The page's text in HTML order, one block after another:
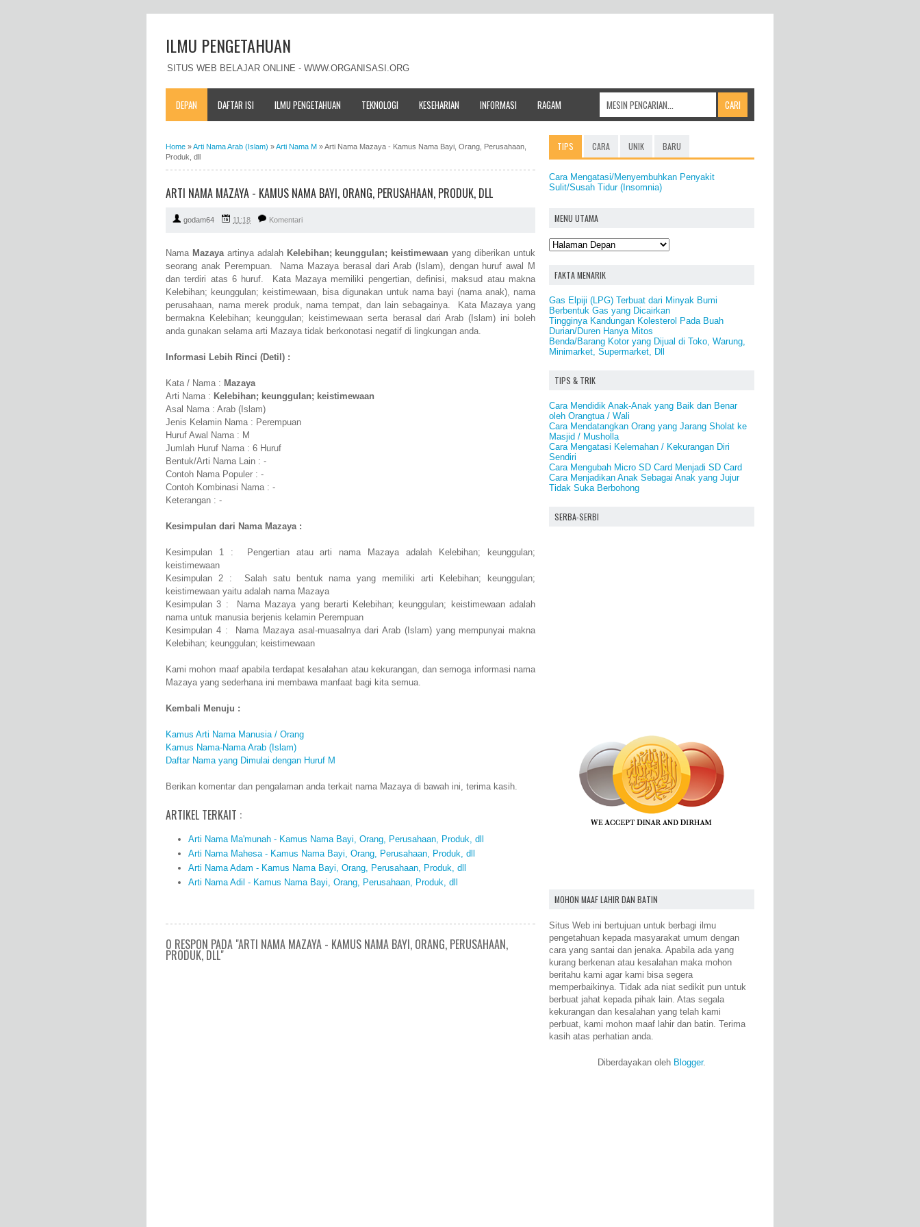
ILMU PENGETAHUAN
SITUS WEB BELAJAR ONLINE - WWW.ORGANISASI.ORG
DEPAN DAFTAR ISI ILMU PENGETAHUAN TEKNOLOGI KESEHARIAN INFORMASI RAGAM
Home »Arti Nama Arab (Islam) »Arti Nama M »Arti Nama Mazaya - Kamus Nama Bayi, Orang, Perusahaan,
Produk, dll
ARTI NAMA MAZAYA - KAMUS NAMA BAYI, ORANG, PERUSAHAAN, PRODUK, DLL
godam64 11:18 Komentari
Nama Mazayaartinya adalah Kelebihan; keunggulan; keistimewaan yang diberikan untuk
seorang anak Perempuan. Nama Mazaya berasal dari Arab (Islam), dengan huruf awal M
dan terdiri atas 6 huruf. Kata Mazaya memiliki pengertian, definisi, maksud atau makna
Kelebihan; keunggulan; keistimewaan, bisa digunakan untuk nama bayi (nama anak), nama
perusahaan, nama merek produk, nama tempat, dan lain sebagainya. Kata Mazaya yang
bermakna Kelebihan; keunggulan; keistimewaan serta berasal dari Arab (Islam) ini boleh
anda gunakan selama arti Mazaya tidak berkonotasi negatif di lingkungan anda.
Informasi Lebih Rinci (Detil) :
Kata / Nama : Mazaya
Arti Nama : Kelebihan; keunggulan; keistimewaan
Asal Nama : Arab (Islam)
Jenis Kelamin Nama : Perempuan
Huruf Awal Nama : M
Jumlah Huruf Nama : 6 Huruf
Bentuk/Arti Nama Lain : -
Contoh Nama Populer : -
Contoh Kombinasi Nama : -
Keterangan : -
Kesimpulan dari Nama Mazaya :
Kesimpulan 1 : Pengertian atau arti nama Mazaya adalah Kelebihan; keunggulan;
keistimewaan
Kesimpulan 2 : Salah satu bentuk nama yang memiliki arti Kelebihan; keunggulan;
keistimewaan yaitu adalah nama Mazaya
Kesimpulan 3 : Nama Mazaya yang berarti Kelebihan; keunggulan; keistimewaan adalah
nama untuk manusia berjenis kelamin Perempuan
Kesimpulan 4 : Nama Mazaya asal-muasalnya dari Arab (Islam) yang mempunyai makna
Kelebihan; keunggulan; keistimewaan
Kami mohon maaf apabila terdapat kesalahan atau kekurangan, dan semoga informasi nama
Mazaya yang sederhana ini membawa manfaat bagi kita semua.
Kembali Menuju :
Kamus Arti Nama Manusia / Orang
Kamus Nama-Nama Arab (Islam)
Daftar Nama yang Dimulai dengan Huruf M
Berikan komentar dan pengalaman anda terkait nama Mazaya di bawah ini, terima kasih.
ARTIKEL TERKAIT :
Arti Nama Ma'munah - Kamus Nama Bayi, Orang, Perusahaan, Produk, dll
Arti Nama Mahesa - Kamus Nama Bayi, Orang, Perusahaan, Produk, dll
Arti Nama Adam - Kamus Nama Bayi, Orang, Perusahaan, Produk, dll
Arti Nama Adil - Kamus Nama Bayi, Orang, Perusahaan, Produk, dll
0 RESPON PADA "ARTI NAMA MAZAYA - KAMUS NAMA BAYI, ORANG, PERUSAHAAN,
PRODUK, DLL"
TIPS CARA UNIK BARU
Cara Mengatasi/Menyembuhkan Penyakit
Sulit/Susah Tidur (Insomnia)
MENU UTAMA
FAKTA MENARIK
Gas Elpiji (LPG) Terbuat dari Minyak Bumi
Berbentuk Gas yang Dicairkan
Tingginya Kandungan Kolesterol Pada Buah
Durian/Duren Hanya Mitos
Benda/Barang Kotor yang Dijual di Toko, Warung,
Minimarket, Supermarket, Dll
TIPS & TRIK
Cara Mendidik Anak-Anak yang Baik dan Benar
oleh Orangtua / Wali
Cara Mendatangkan Orang yang Jarang Sholat ke
Masjid / Musholla
Cara Mengatasi Kelemahan / Kekurangan Diri
Sendiri
Cara Mengubah Micro SD Card Menjadi SD Card
Cara Menjadikan Anak Sebagai Anak yang Jujur
Tidak Suka Berbohong
SERBA-SERBI
MOHON MAAF LAHIR DAN BATIN
Situs Web ini bertujuan untuk berbagi ilmu
pengetahuan kepada masyarakat umum dengan
cara yang santai dan jenaka. Apabila ada yang
kurang berkenan atau kesalahan maka mohon
beritahu kami agar kami bisa segera
memperbaikinya. Tidak ada niat sedikit pun untuk
berbuat jahat kepada pihak lain. Atas segala
kekurangan dan kesalahan yang telah kami
perbuat, kami mohon maaf lahir dan batin. Terima
kasih atas perhatian anda.
Diberdayakan oleh Blogger.